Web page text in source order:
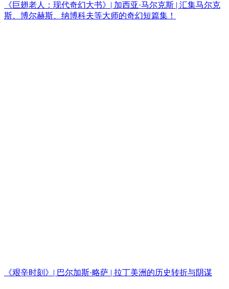
《巨翅老人：现代奇幻大书》| 加西亚·马尔克斯 | 汇集马尔克
斯、博尔赫斯、纳博科夫等大师的奇幻短篇集！
《艰辛时刻》| 巴尔加斯·略萨 | 拉丁美洲的历史转折与阴谋